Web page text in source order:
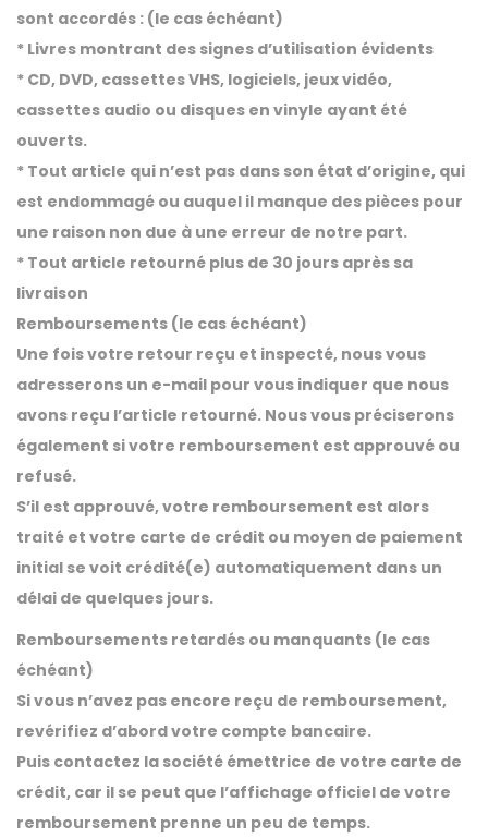
sont accordés : (le cas échéant)
* Livres montrant des signes d’utilisation évidents
* CD, DVD, cassettes VHS, logiciels, jeux vidéo,
cassettes audio ou disques en vinyle ayant été
ouverts.
* Tout article qui n’est pas dans son état d’origine, qui
est endommagé ou auquel il manque des pièces pour
une raison non due à une erreur de notre part.
* Tout article retourné plus de 30 jours après sa
livraison
Remboursements (le cas échéant)
Une fois votre retour reçu et inspecté, nous vous
adresserons un e-mail pour vous indiquer que nous
avons reçu l’article retourné. Nous vous préciserons
également si votre remboursement est approuvé ou
refusé.
S’il est approuvé, votre remboursement est alors
traité et votre carte de crédit ou moyen de paiement
initial se voit crédité(e) automatiquement dans un
délai de quelques jours.
Remboursements retardés ou manquants (le cas
échéant)
Si vous n’avez pas encore reçu de remboursement,
revérifiez d’abord votre compte bancaire.
Puis contactez la société émettrice de votre carte de
crédit, car il se peut que l’affichage officiel de votre
remboursement prenne un peu de temps.